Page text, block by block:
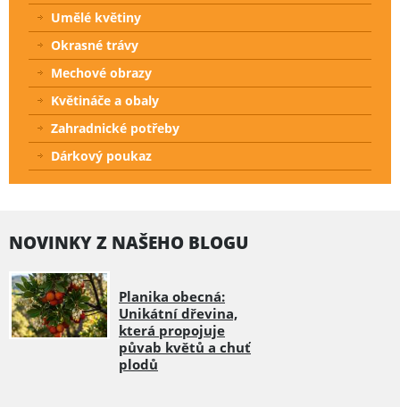
Umělé květiny
Okrasné trávy
Mechové obrazy
Květináče a obaly
Zahradnické potřeby
Dárkový poukaz
NOVINKY Z NAŠEHO BLOGU
Planika obecná:
Unikátní dřevina,
která propojuje
půvab květů a chuť
plodů